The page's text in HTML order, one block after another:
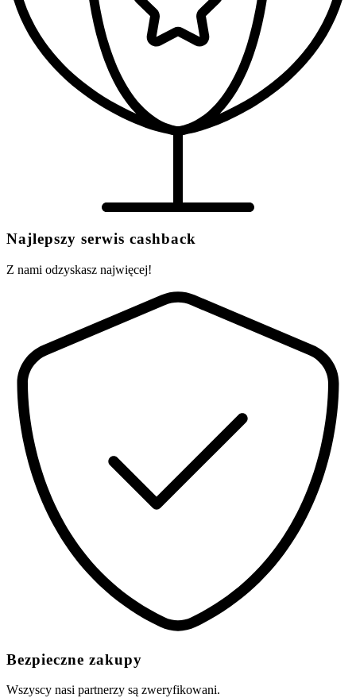
Najlepszy serwis cashback
Z nami odzyskasz najwięcej!
Bezpieczne zakupy
Wszyscy nasi partnerzy są zweryfikowani.